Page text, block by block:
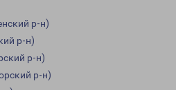
р-н)
р-н)
р-н)
р-н)